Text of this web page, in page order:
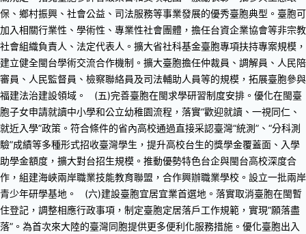
保、鄉村振興、社會公益、司法服務等事業發展的優秀臺胞典型。臺胞可
加入相關行業性、學術性、專業性社會團體，擔任台資企業協會等非宗教
社會組織負責人、法定代表人。擴大省社科基金臺胞專項扶持專案規模，
建立健全閩台學術交流合作機制。擴大臺胞擔任仲裁員、調解員、人民陪
審員、人民監督員、檢察聯絡員及司法輔助人員等的規模，拓展臺胞參與
福建法治建設領域。
(五)完善臺胞在閩求學研習制度安排。優化在閩臺
胞子女申請就讀中小學和公立幼稚園流程，落實“歡迎就讀、一視同仁、
就近入學”政策。符合條件的省內高校通過直接采認臺灣“統測”、“分科測
驗”成績等多種形式招收臺灣學生，提升高校台生的獎學金覆蓋面、入學
助學金額度，擴大對台招生規模。推動優勢特色台企與閩台高校深度合
作，組建海峽兩岸職業技能教育聯盟，合作興辦職業學校。設立一批兩岸
青少年研學基地。
(六)建設臺胞宜居宜業首選地。落實取消臺胞在閩暫
住登記，調整相應行政事項，制定臺胞定居落戶工作規範，實現“願落盡
落”。為首次來大陸的臺灣同胞提供更多便利化服務措施。優化臺胞出入